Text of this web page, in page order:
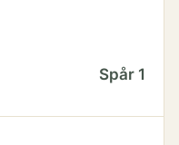
Spår 1